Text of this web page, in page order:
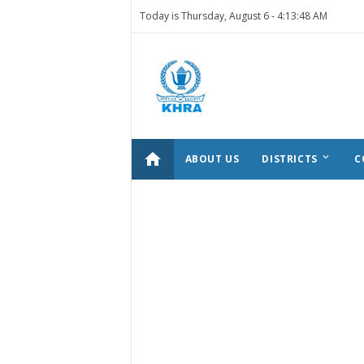
Today is Thursday, August 6 - 4:13:48 AM
home ABOUT US DISTRICTS keyboard_arrow_down